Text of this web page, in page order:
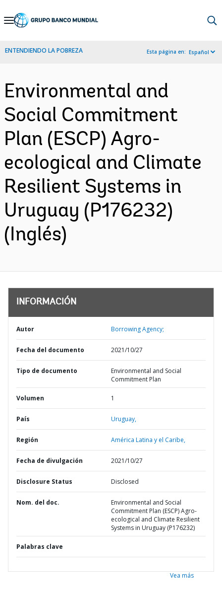
Skip
Navigation
ENTENDIENDO LA POBREZA Esta página en: Español
Environmental and
Social Commitment
Plan (ESCP) Agro-
ecological and Climate
Resilient Systems in
Uruguay (P176232)
(Inglés)
INFORMACIÓN
Autor Borrowing Agency;
Fecha del documento 2021/10/27
Tipo de documento
Environmental and Social
Commitment Plan
Volumen 1
País Uruguay,
Región América Latina y el Caribe,
Fecha de divulgación 2021/10/27
Disclosure Status Disclosed
Nom. del doc.
Environmental and Social
Commitment Plan (ESCP) Agro-
ecological and Climate Resilient
Systems in Uruguay (P176232)
Palabras clave
Vea más